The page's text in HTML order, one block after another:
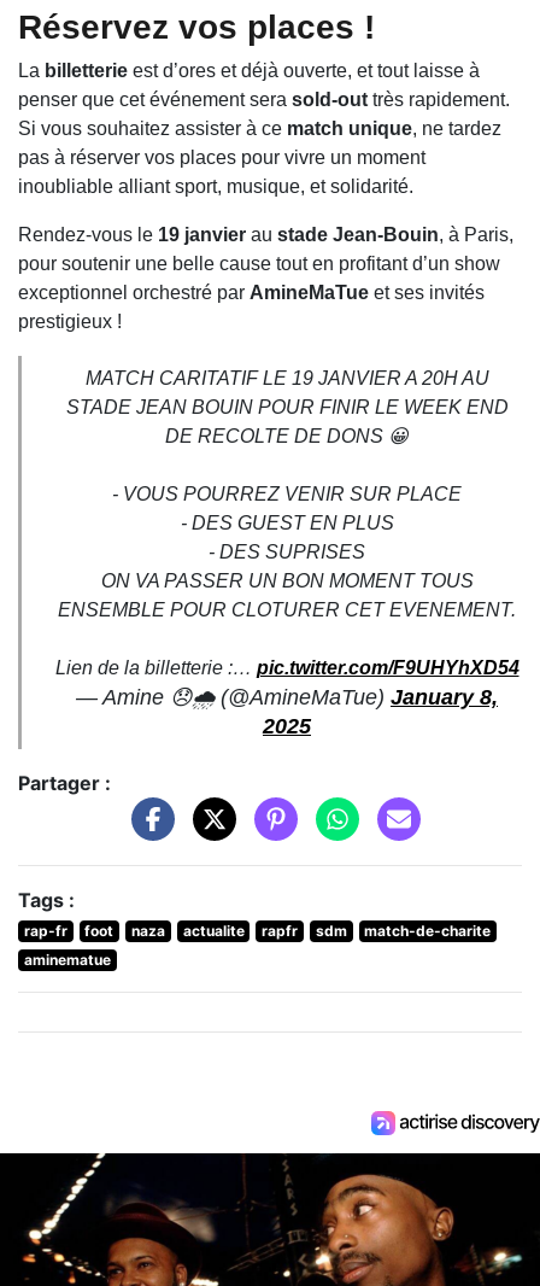
Réservez vos places !
La billetterie est d’ores et déjà ouverte, et tout laisse à
penser que cet événement sera sold-out très rapidement.
Si vous souhaitez assister à ce match unique, ne tardez
pas à réserver vos places pour vivre un moment
inoubliable alliant sport, musique, et solidarité.
Rendez-vous le 19 janvier au stade Jean-Bouin, à Paris,
pour soutenir une belle cause tout en profitant d’un show
exceptionnel orchestré par AmineMaTue et ses invités
prestigieux !
MATCH CARITATIF LE 19 JANVIER A 20H AU
STADE JEAN BOUIN POUR FINIR LE WEEK END
DE RECOLTE DE DONS 😀
- VOUS POURREZ VENIR SUR PLACE
- DES GUEST EN PLUS
- DES SUPRISES
ON VA PASSER UN BON MOMENT TOUS
ENSEMBLE POUR CLOTURER CET EVENEMENT.
Lien de la billetterie :… pic.twitter.com/F9UHYhXD54
— Amine 😞🌧 (@AmineMaTue) January 8,
2025
Partager :
Tags :
rap-fr foot naza actualite rapfr sdm
match-de-charite
aminematue